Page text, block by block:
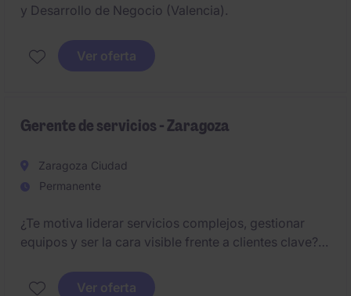
y Desarrollo de Negocio (Valencia).
Ver oferta
Gerente de servicios - Zaragoza
Zaragoza Ciudad
Permanente
¿Te motiva liderar servicios complejos, gestionar
equipos y ser la cara visible frente a clientes clave?
Gerente para liderar su actividad en Aragón.
Ver oferta